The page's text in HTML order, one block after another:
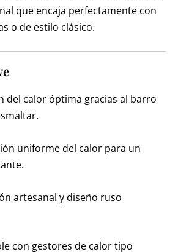
que encaja perfectamente con
o de estilo clásico.
del calor óptima gracias al barro
uniforme del calor para un
artesanal y diseño ruso
con gestores de calor tipo